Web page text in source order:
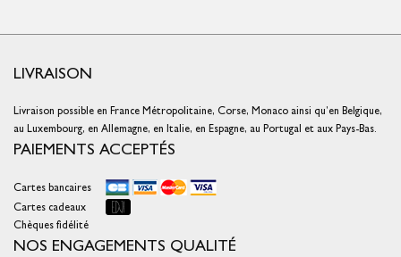
LIVRAISON
Livraison possible en France Métropolitaine, Corse, Monaco ainsi qu’en Belgique,
au Luxembourg, en Allemagne, en Italie, en Espagne, au Portugal et aux Pays-Bas.
PAIEMENTS ACCEPTÉS
Cartes bancaires
Cartes cadeaux
Chèques fidélité
NOS ENGAGEMENTS QUALITÉ